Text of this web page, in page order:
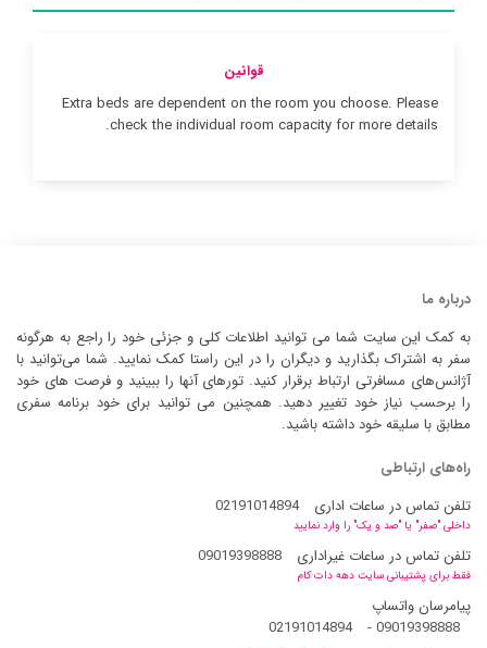
قوانین
Extra beds are dependent on the room you choose. Please
check the individual room capacity for more details.
درباره ما
به کمک این سایت شما می توانید اطلاعات کلی و جزئی خود را راجع به هرگونه
سفر به اشتراک بگذارید و دیگران را در این راستا کمک نمایید. شما می‌توانید با
آژانس‌های مسافرتی ارتباط برقرار کنید. تورهای آنها را ببینید و فرصت های خود
را برحسب نیاز خود تغییر دهید. همچنین می توانید برای خود برنامه سفری
مطابق با سلیقه خود داشته باشید.
راه‌های ارتباطی
تلفن تماس در ساعات اداری
02191014894
داخلی "صفر" یا "صد و یک" را وارد نمایید
تلفن تماس در ساعات غیراداری 09019398888
فقط برای پشتیبانی سایت دهه دات کام
پیامرسان واتساپ
09019398888
-
02191014894